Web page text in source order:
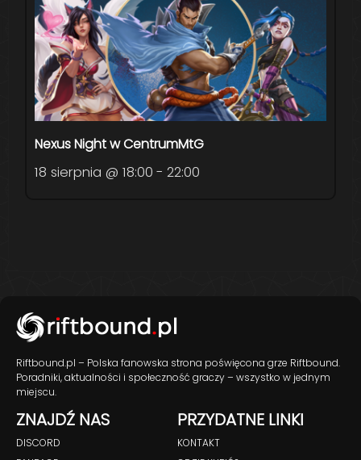
Nexus Night w CentrumMtG
18 sierpnia @ 18:00 - 22:00
Riftbound.pl – Polska fanowska strona poświęcona grze Riftbound.
Poradniki, aktualności i społeczność graczy – wszystko w jednym
miejscu.
ZNAJDŹ NAS
DISCORD
PRZYDATNE LINKI
KONTAKT